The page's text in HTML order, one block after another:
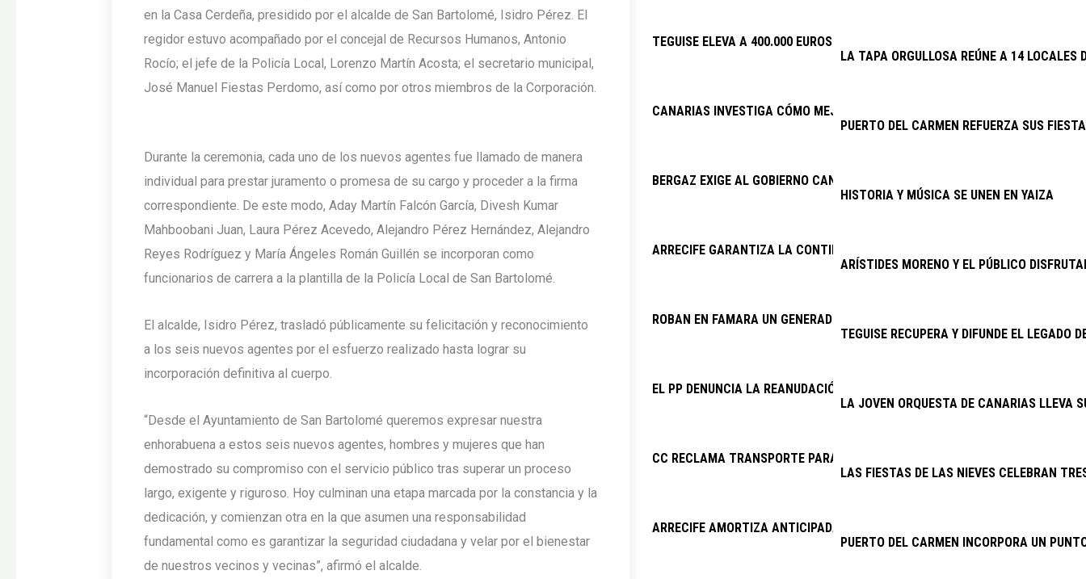
en la Casa Cerdeña, presidido por el alcalde de San Bartolomé, Isidro Pérez. El
regidor estuvo acompañado por el concejal de Recursos Humanos, Antonio
Rocío; el jefe de la Policía Local, Lorenzo Martín Acosta; el secretario municipal,
José Manuel Fiestas Perdomo, así como por otros miembros de la Corporación.
Durante la ceremonia, cada uno de los nuevos agentes fue llamado de manera
individual para prestar juramento o promesa de su cargo y proceder a la firma
correspondiente. De este modo, Aday Martín Falcón García, Divesh Kumar
Mahboobani Juan, Laura Pérez Acevedo, Alejandro Pérez Hernández, Alejandro
Reyes Rodríguez y María Ángeles Román Guillén se incorporan como
funcionarios de carrera a la plantilla de la Policía Local de San Bartolomé.
El alcalde, Isidro Pérez, trasladó públicamente su felicitación y reconocimiento
a los seis nuevos agentes por el esfuerzo realizado hasta lograr su
incorporación definitiva al cuerpo.
“Desde el Ayuntamiento de San Bartolomé queremos expresar nuestra
enhorabuena a estos seis nuevos agentes, hombres y mujeres que han
demostrado su compromiso con el servicio público tras superar un proceso
largo, exigente y riguroso. Hoy culminan una etapa marcada por la constancia y la
dedicación, y comienzan otra en la que asumen una responsabilidad
fundamental como es garantizar la seguridad ciudadana y velar por el bienestar
de nuestros vecinos y vecinas”, afirmó el alcalde.
TEGUISE ELEVA A 400.000 EUROS LA INVERSIÓN EN PLANES DE EMPLEO
CANARIAS INVESTIGA CÓMO MEJORAR EL PRONÓSTICO DEL TRASPLANTE
BERGAZ EXIGE AL GOBIERNO CANARIO ENMENDAR EL ERROR DE 2025 Y
ARRECIFE GARANTIZA LA CONTINUIDAD DE LA LIMPIEZA VIARIA Y LA
ROBAN EN FAMARA UN GENERADOR DEL CINE AMBULANTE
EL PP DENUNCIA LA REANUDACIÓN DE LAS OBRAS DE LA ANTENA DE
CC RECLAMA TRANSPORTE PARA EL CENTRO DE RESPIRO FAMILIAR DE SAN
ARRECIFE AMORTIZA ANTICIPADAMENTE 11,46 MILLONES DE EUROS DE
LA TAPA ORGULLOSA REÚNE A 14 LOCALES
PUERTO DEL CARMEN REFUERZA SUS
HISTORIA Y MÚSICA SE UNEN EN YAIZA
ARÍSTIDES MORENO Y EL PÚBLICO
TEGUISE RECUPERA Y DIFUNDE EL
LA JOVEN ORQUESTA DE CANARIAS LLEVA
LAS FIESTAS DE LAS NIEVES CELEBRAN
PUERTO DEL CARMEN INCORPORA UN